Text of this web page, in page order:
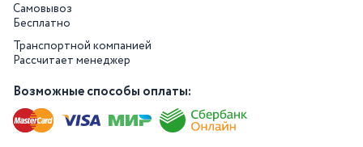
Самовывоз
Бесплатно
Транспортной компанией
Рассчитает менеджер
Возможные способы оплаты: